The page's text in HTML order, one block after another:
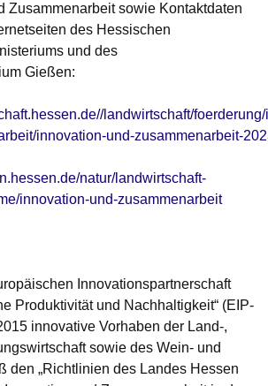
Zusammenarbeit sowie Kontaktdaten
des Hessischen
und des
Gießen:
landwirtschaft/
innovation-und-zusammenarbeit-
natur/landwirtschaft-
innovation-und-zusammenarbeit
neuen Fenster
Innovationspartnerschaft
Produktivität und Nachhaltigkeit“ (EIP-
innovative Vorhaben der Land-,
sowie des Wein- und
den „Richtlinien des Landes Hessen